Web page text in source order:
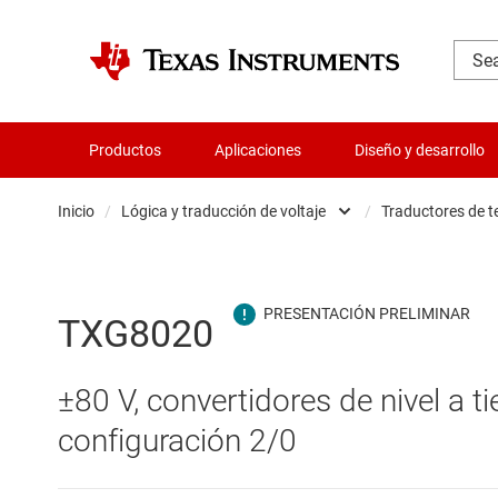
Productos Aplicaciones Diseño y desarrollo
Inicio / Lógica y traducción de voltaje
Aislamiento
Audio, háptica y piezoeléctrica
Circuitos integrados de gestión de
/ Traductores de
TXG8020
±80 V, convertidores de nivel a
configuración 2/0